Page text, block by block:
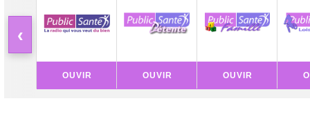
‹
OUVIR OUVIR OUVIR